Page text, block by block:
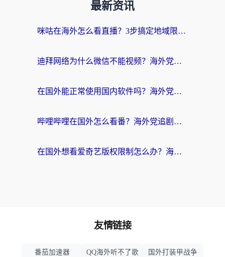
最新资讯
咪咕在海外怎么看直播？3步搞定地域限制，还能畅看腾讯视频与国内热剧
迪拜网络为什么微信不能视频？海外党必看的回国加速全攻略
在国外能正常使用国内软件吗？海外党亲测有效的无缝访问指南
哔哩哔哩在国外怎么看番？海外党追剧看片的终极解决方案
在国外想看爱奇艺版权限制怎么办？海外华人必看的追剧自由指南
友情链接
番茄加速器 QQ海外听不了歌 国外打装甲战争